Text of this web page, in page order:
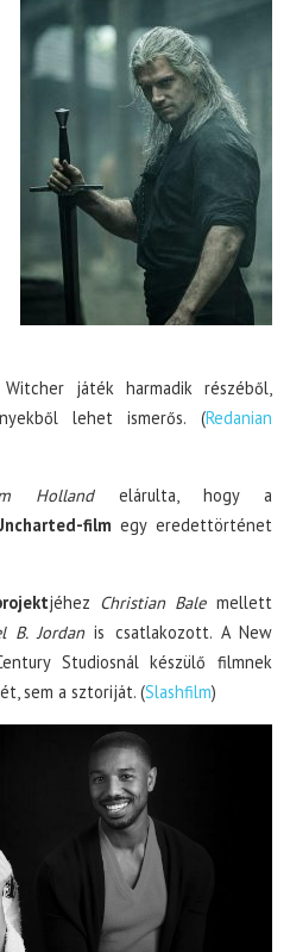
játék harmadik részéből,
lehet ismerős. (Redanian
Hollandelárulta, hogy a
film egy eredettörténet
jéhez Christian Balemellett
B. Jordanis csatlakozott. A New
Studiosnál készülő filmnek
sem a sztoriját. (Slashfilm)